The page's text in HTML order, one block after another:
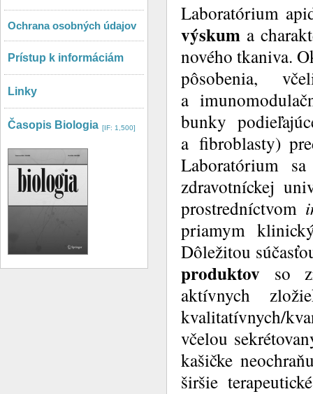
Ochrana osobných údajov
Prístup k informáciám
Linky
Časopis Biologia [IF: 1,500]
Laboratórium
výskum a
nového tkaniva.
pôsobenia,
a
bunky
a fibroblasty)
Laboratórium
zdravotníckej
prostredníctvom
priamym
Dôležitou
produktov so
aktívnych
kvalitatívnych/
včelou
kašičke
širšie